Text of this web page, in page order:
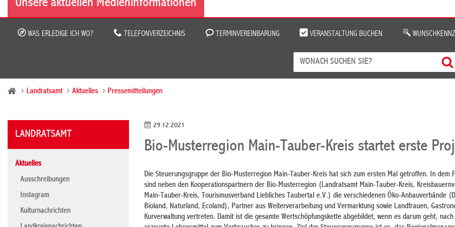
Unsere aktuellen Medieninformationen
WAS ERLEDIGE ICH WO? TELEFONVERZEICHNIS TERMINVEREINBARUNG VERANSTALTUNG BUCHEN
Landratsamt Aktuelles Pressemitteilungen
LANDRATSAMT
Aktuelles
Ausschreibungen
Instagram
Kulturnachrichten
29.12.2021
Bio-Musterregion Main-Tauber-Kreis startet erste
Die Steuerungsgruppe der Bio-Musterregion Main-Tauber-Kreis hat sich zum ersten Mal getroffen. In dem
sind neben den Kooperationspartnern der Bio-Musterregion (Landratsamt Main-Tauber-Kreis,
Main-Tauber-Kreis, Tourismusverband Liebliches Taubertal e.V.) die verschiedenen Öko-Anbauverbände
Bioland, Naturland, Ecoland), Partner aus Weiterverarbeitung und Vermarktung sowie Landfrauen,
Kurverwaltung vertreten. Damit ist die gesamte Wertschöpfungskette abgebildet, wenn es darum geht,